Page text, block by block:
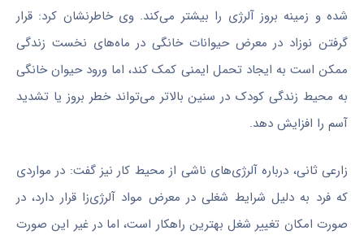
شده و زمینه بروز آلرژی را بیشتر می‌کند. وی خاطرنشان کرد: قرار
گرفتن نوزاد در معرض حیوانات خانگی در ماه‌های نخست زندگی
ممکن است به ایجاد تحمل ایمنی کمک کند، اما ورود حیوان خانگی
به محیط زندگی کودک در سنین بالاتر می‌تواند خطر بروز یا تشدید
آسم را افزایش دهد.
زارعی ثانی، درباره آلرژی‌های ناشی از محیط کار نیز گفت: در مواردی
که فرد به دلیل شرایط شغلی در معرض مواد آلرژی‌زا قرار دارد، در
صورت امکان تغییر شغل بهترین راهکار است، اما در غیر این صورت